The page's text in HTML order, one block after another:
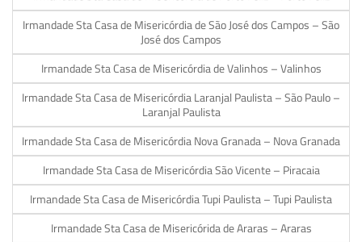
Irmandade Sta Casa de Misericórdia de São José dos Campos – São
José dos Campos
Irmandade Sta Casa de Misericórdia de Valinhos – Valinhos
Irmandade Sta Casa de Misericórdia Laranjal Paulista – São Paulo –
Laranjal Paulista
Irmandade Sta Casa de Misericórdia Nova Granada – Nova Granada
Irmandade Sta Casa de Misericórdia São Vicente – Piracaia
Irmandade Sta Casa de Misericórdia Tupi Paulista – Tupi Paulista
Irmandade Sta Casa de Misericórida de Araras – Araras